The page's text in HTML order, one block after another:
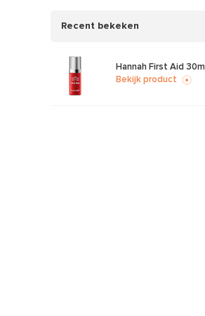
Recent bekeken
Hannah First Aid 30ml
Bekijk product